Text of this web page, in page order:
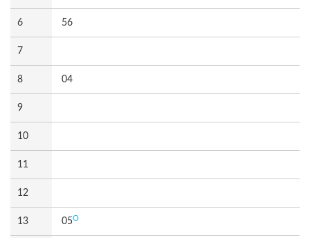
6 56
7
8 04
9
10
11
12
13 05O